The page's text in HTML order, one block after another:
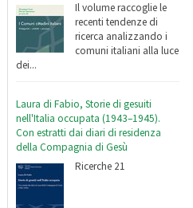
Il volume raccoglie le
recenti tendenze di
ricerca analizzando i
comuni italiani alla luce
dei...
Laura di Fabio, Storie di gesuiti
nell'Italia occupata (1943–1945).
Con estratti dai diari di residenza
della Compagnia di Gesù
Ricerche 21